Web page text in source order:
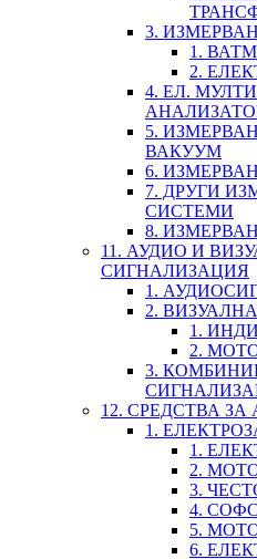
3.
1.
2.
4. ЕЛ.
5.
ВАКУУМ
6.
7. ДРУГИ
СИСТЕМИ
8.
11. АУДИО И
СИГНАЛИЗАЦИЯ
1.
2.
1.
2.
3.
12. СРЕДСТВА
1.
1.
2.
3.
4.
5.
6.